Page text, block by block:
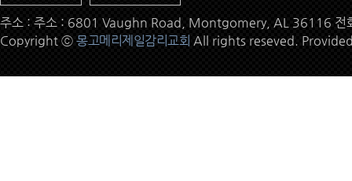
주소 : 주소 : 6801 Vaughn Road, Montgomery, AL 36116
Copyright ⓒ 몽고메리제일감리교회 All rights reseved.